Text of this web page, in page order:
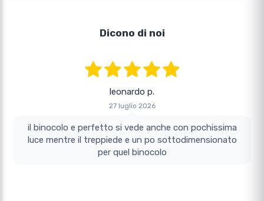
Dicono di noi
leonardo p.
27 luglio 2026
il binocolo e perfetto si vede anche con pochissima
luce mentre il treppiede e un po sottodimensionato
per quel binocolo